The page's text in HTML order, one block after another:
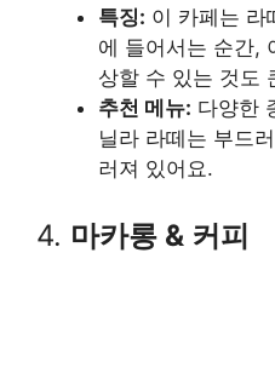
특징: 이 카페는 라
에 들어서는 순간,
상할 수 있는 것도
추천 메뉴: 다양한
닐라 라떼는 부드
러져 있어요.
4. 마카롱 & 커피